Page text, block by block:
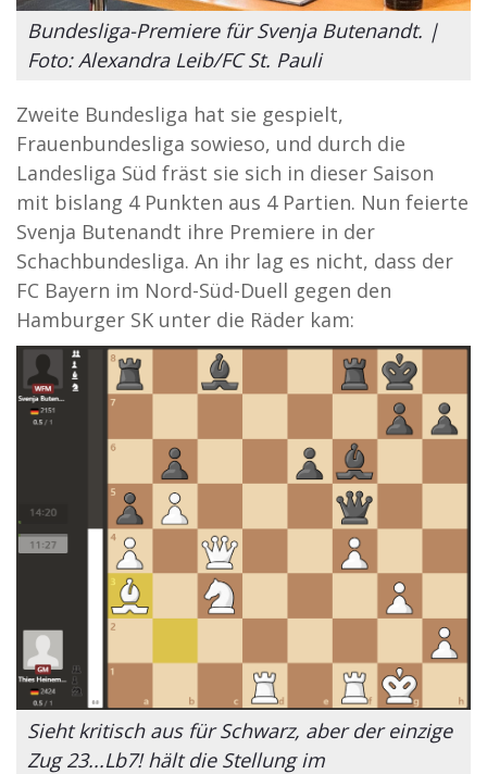
Bundesliga-Premiere für Svenja Butenandt. |
Foto: Alexandra Leib/FC St. Pauli
Zweite Bundesliga hat sie gespielt,
Frauenbundesliga sowieso, und durch die
Landesliga Süd fräst sie sich in dieser Saison
mit bislang 4 Punkten aus 4 Partien. Nun feierte
Svenja Butenandt ihre Premiere in der
Schachbundesliga. An ihr lag es nicht, dass der
FC Bayern im Nord-Süd-Duell gegen den
Hamburger SK unter die Räder kam:
Sieht kritisch aus für Schwarz, aber der einzige
Zug 23...Lb7! hält die Stellung im